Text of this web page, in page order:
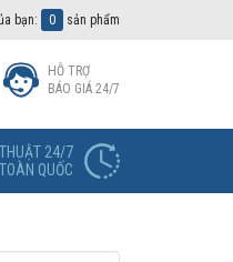
bạn: 0 sản phẩm
HỖ TRỢ
BÁO GIÁ 24/7
24/7
QUỐC